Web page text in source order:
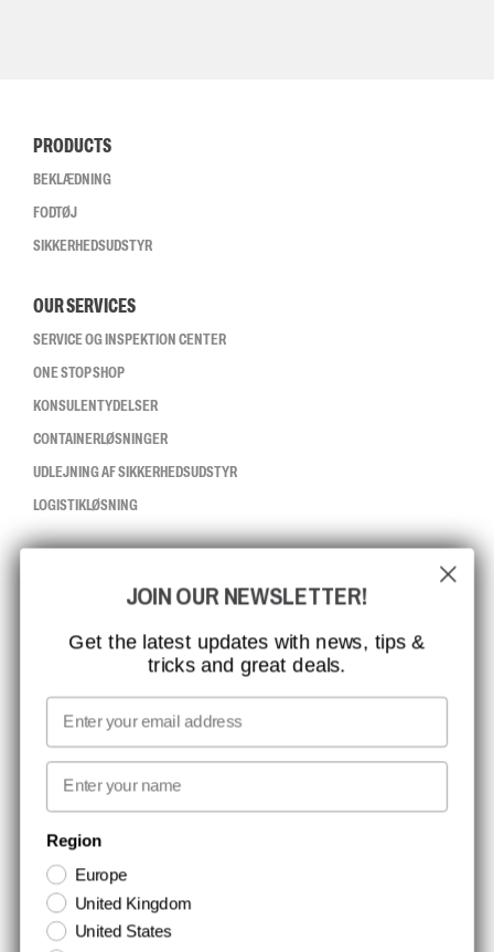
PRODUCTS
BEKLÆDNING
FODTØJ
SIKKERHEDSUDSTYR
OUR SERVICES
SERVICE OG INSPEKTION CENTER
ONE STOP SHOP
KONSULENTYDELSER
CONTAINERLØSNINGER
UDLEJNING AF SIKKERHEDSUDSTYR
LOGISTIKLØSNING
ISO-CERTIFICERING
GLOBAL RÆKKEVIDDE
MISSION, VISION OG VÆRDIER
KONTAKT
MEDIA
NYHEDSBREV TILMELDING
Hold dig opdateret med gode tilbud og produktnyheder. Din e-mail
opbevares sikkert og du kan til enhver tid
JOIN OUR NEWSLETTER!
Get the latest updates with news, tips &
tricks and great deals.
Email
First name
Region
Europe
United Kingdom
United States